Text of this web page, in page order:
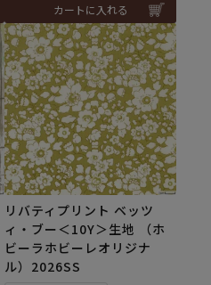
カートに入れる
リバティプリント ベッツ
ィ・ブー＜10Y＞生地 （ホ
ビーラホビーレオリジナ
ル）2026SS